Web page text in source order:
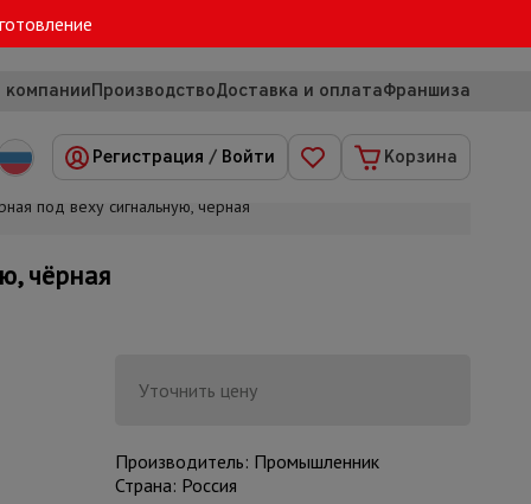
компанииПроизводствоДоставка и оплатаФраншиза
Регистрация / Войти Корзина
под веху сигнальную, чёрная
чёрная
Уточнить цену
Производитель: Промышленник
Страна: Россия